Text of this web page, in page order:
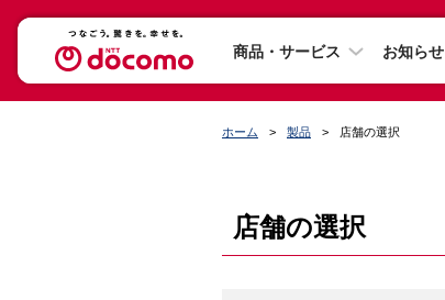
商品・サービス お知らせ
ホーム 製品 店舗の選択
店舗の選択